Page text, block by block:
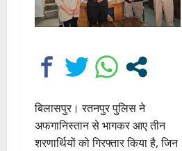
बिलासपुर। रतनपुर पुलिस ने
अफगानिस्तान से भागकर आए तीन
शरणार्थियों को गिरफ्तार किया है, जिन